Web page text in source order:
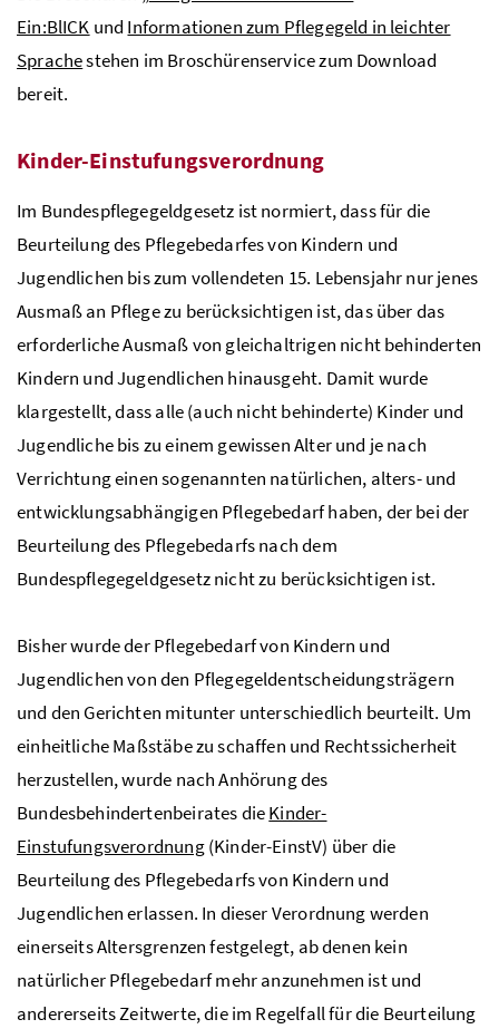
Ein:BlICK und Informationen zum Pflegegeld in leichter
Sprachestehen im Broschürenservice zum Download
bereit.
Kinder-Einstufungsverordnung
Im Bundespflegegeldgesetz ist normiert, dass für die
Beurteilung des Pflegebedarfes von Kindern und
Jugendlichen bis zum vollendeten 15. Lebensjahr nur jenes
Ausmaß an Pflege zu berücksichtigen ist, das über das
erforderliche Ausmaß von gleichaltrigen nicht behinderten
Kindern und Jugendlichen hinausgeht. Damit wurde
klargestellt, dass alle (auch nicht behinderte) Kinder und
Jugendliche bis zu einem gewissen Alter und je nach
Verrichtung einen sogenannten natürlichen, alters- und
entwicklungsabhängigen Pflegebedarf haben, der bei der
Beurteilung des Pflegebedarfs nach dem
Bundespflegegeldgesetz nicht zu berücksichtigen ist.
Bisher wurde der Pflegebedarf von Kindern und
Jugendlichen von den Pflegegeldentscheidungsträgern
und den Gerichten mitunter unterschiedlich beurteilt. Um
einheitliche Maßstäbe zu schaffen und Rechtssicherheit
herzustellen, wurde nach Anhörung des
Bundesbehindertenbeirates dieKinder-
Einstufungsverordnung(Kinder-EinstV) über die
Beurteilung des Pflegebedarfs von Kindern und
Jugendlichen erlassen. In dieser Verordnung werden
einerseits Altersgrenzen festgelegt, ab denen kein
natürlicher Pflegebedarf mehr anzunehmen ist und
andererseits Zeitwerte, die im Regelfall für die Beurteilung